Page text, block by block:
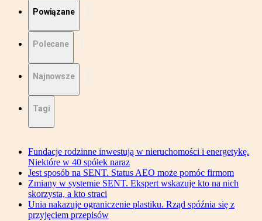
Powiązane
Polecane
Najnowsze
Tagi
Fundacje rodzinne inwestują w nieruchomości i energetykę.
Niektóre w 40 spółek naraz
Jest sposób na SENT. Status AEO może pomóc firmom
Zmiany w systemie SENT. Ekspert wskazuje kto na nich
skorzysta, a kto straci
Unia nakazuje ograniczenie plastiku. Rząd spóźnia się z
przyjęciem przepisów